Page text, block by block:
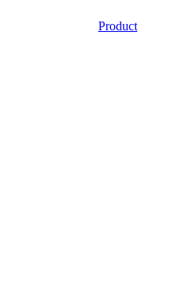
Product